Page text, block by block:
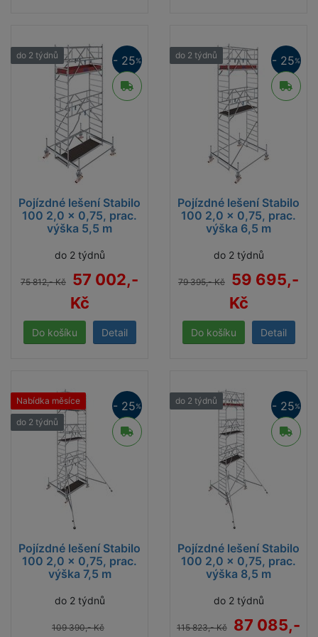
Stabilizátory jsou součástí a v ceně sestavu
pracovních výšek od 7 m výše.
Prohlédněte si technické informace lešení
Stabilo 100 [1.85 MB, PDF]
Důležité!
Pojízdné lešení Stabilo
100 2,0 x 0,75, prac.
výška 5,5 m
do 2 týdnů
do 2 týdnů
75 812,- Kč
57 002,-
Kč
Detail
- 25%
Pojízdné lešení Stabilo
100 2,0 x 0,75, prac.
výška 6,5 m
do 2 týdnů
do 2 týdnů
79 395,- Kč
59 695,-
Kč
Detail
- 25%
Pojízdné lešení Stabilo
100 2,0 x 0,75, prac.
výška 7,5 m
Nabídka měsíce
do 2 týdnů
do 2 týdnů
109 390,- Kč
- 25%
Pojízdné lešení Stabilo
100 2,0 x 0,75, prac.
výška 8,5 m
do 2 týdnů
do 2 týdnů
115 823,- Kč
87 085,-
- 25%